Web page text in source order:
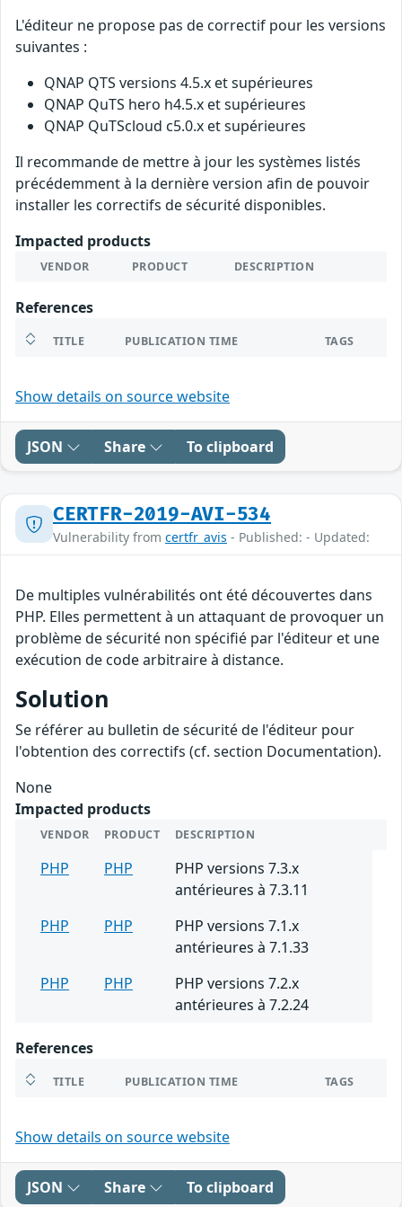
L'éditeur ne propose pas de correctif pour les versions
suivantes :
QNAP QTS versions 4.5.x et supérieures
QNAP QuTS hero h4.5.x et supérieures
QNAP QuTScloud c5.0.x et supérieures
Il recommande de mettre à jour les systèmes listés
précédemment à la dernière version afin de pouvoir
installer les correctifs de sécurité disponibles.
Impacted products
VENDOR PRODUCT DESCRIPTION
References
TITLE PUBLICATION TIME TAGS
Show details on source website
JSON Share To clipboard
CERTFR-2019-AVI-534
Vulnerability from certfr_avis - Published: - Updated:
De multiples vulnérabilités ont été découvertes dans
PHP. Elles permettent à un attaquant de provoquer un
problème de sécurité non spécifié par l'éditeur et une
exécution de code arbitraire à distance.
Solution
Se référer au bulletin de sécurité de l'éditeur pour
l'obtention des correctifs (cf. section Documentation).
None
Impacted products
VENDOR PRODUCT DESCRIPTION
PHP PHP
PHP versions 7.3.x
antérieures à 7.3.11
PHP
PHP
PHP versions 7.1.x
antérieures à 7.1.33
PHP
PHP
PHP versions 7.2.x
antérieures à 7.2.24
References
TITLE PUBLICATION TIME TAGS
Show details on source website
JSON Share To clipboard